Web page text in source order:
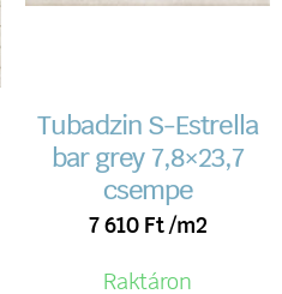
Tubadzin S-Estrella
bar grey 7,8×23,7
csempe
7 610 Ft /m2
Raktáron